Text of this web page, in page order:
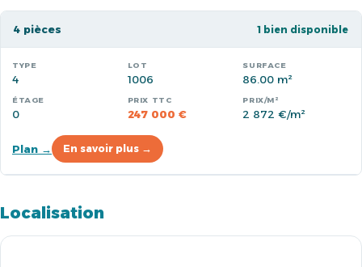
4 pièces 1 bien disponible
4 1006 86.00 m²
0 247 000 € 2 872 €/m²
Plan → En savoir plus →
Localisation